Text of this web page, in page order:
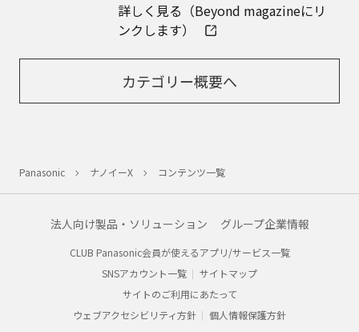
詳しく見る（Beyond magazineにリ
ンクします）
カテゴリー概要へ
Panasonic ナノイーX コンテンツ一覧
法人向け製品・ソリューション グループ企業情報
CLUB Panasonic会員が使えるアプリ/サービス一覧
SNSアカウント一覧
サイトマップ
サイトのご利用にあたって
ウェブアクセシビリティ方針
個人情報保護方針